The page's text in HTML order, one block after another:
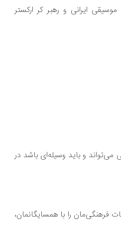
ایرانی و رهبر کر ارکستر
می‌تواند و باید وسیله‌ای باشد در
فرهنگی‌مان را با همسایگانمان،